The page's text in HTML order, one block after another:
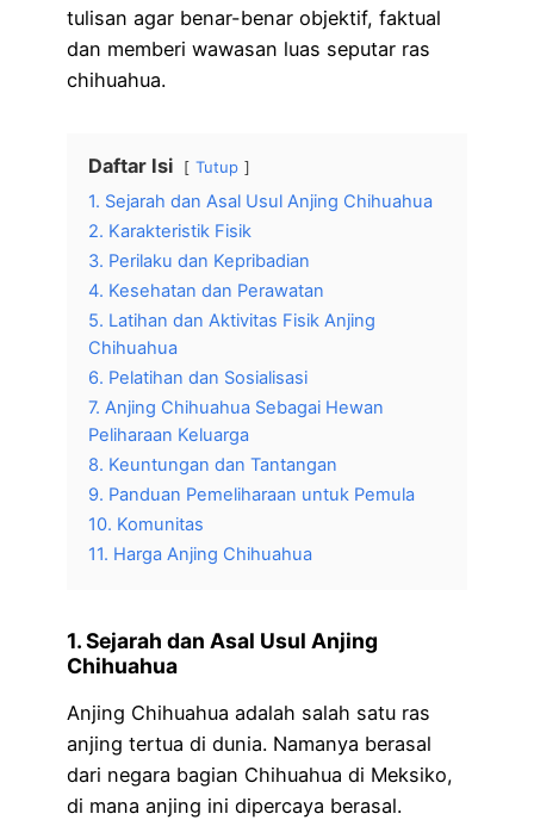
tulisan agar benar-benar objektif, faktual
dan memberi wawasan luas seputar ras
chihuahua.
Daftar Isi Tutup
1. Sejarah dan Asal Usul Anjing Chihuahua
2. Karakteristik Fisik
3. Perilaku dan Kepribadian
4. Kesehatan dan Perawatan
5. Latihan dan Aktivitas Fisik Anjing
Chihuahua
6. Pelatihan dan Sosialisasi
7. Anjing Chihuahua Sebagai Hewan
Peliharaan Keluarga
8. Keuntungan dan Tantangan
9. Panduan Pemeliharaan untuk Pemula
10. Komunitas
11. Harga Anjing Chihuahua
1. Sejarah dan Asal Usul Anjing
Chihuahua
Anjing Chihuahua adalah salah satu ras
anjing tertua di dunia. Namanya berasal
dari negara bagian Chihuahua di Meksiko,
di mana anjing ini dipercaya berasal.